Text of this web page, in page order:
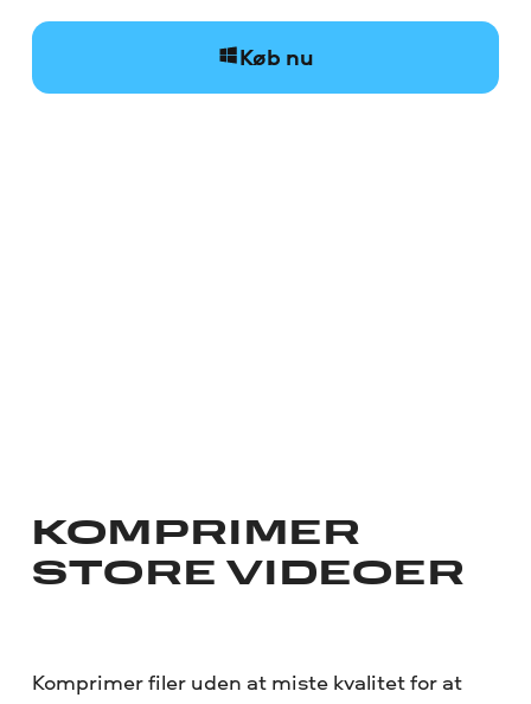
Køb nu
KOMPRIMER
STORE VIDEOER
Komprimer filer uden at miste kvalitet for at